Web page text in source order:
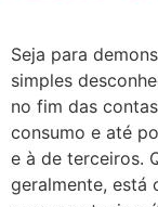
Seja para
simples
no fim das
consumo e até
e à de terceiros.
geralmente, está